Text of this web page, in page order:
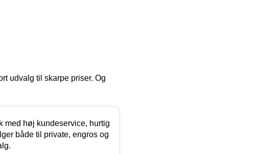
udvalg til skarpe priser. Og
med høj kundeservice, hurtig
både til private, engros og